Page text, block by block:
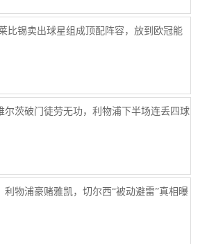
比锡卖出球星组成顶配阵容，放到欧冠能
尔茨破门徒劳无功，利物浦下半场连丢四球
利物浦豪赌雅凯，切尔西“被动避雷”真相曝